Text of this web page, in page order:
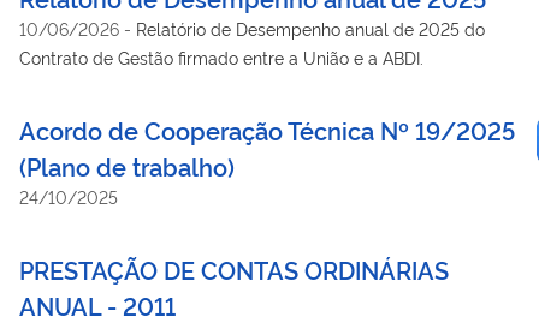
10/06/2026 - Relatório de Desempenho anual de 2025 do
Contrato de Gestão firmado entre a União e a ABDI.
Acordo de Cooperação Técnica Nº 19/2025
(Plano de trabalho)
24/10/2025
PRESTAÇÃO DE CONTAS ORDINÁRIAS
ANUAL - 2011